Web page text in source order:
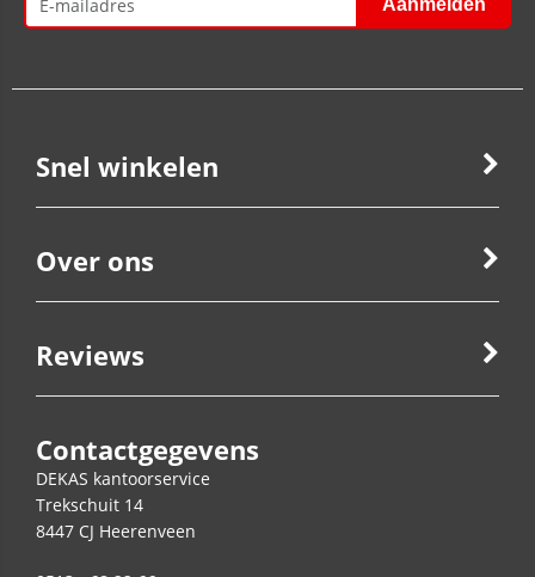
Snel winkelen
Over ons
Reviews
Contactgegevens
DEKAS kantoorservice
Trekschuit 14
8447 CJ Heerenveen